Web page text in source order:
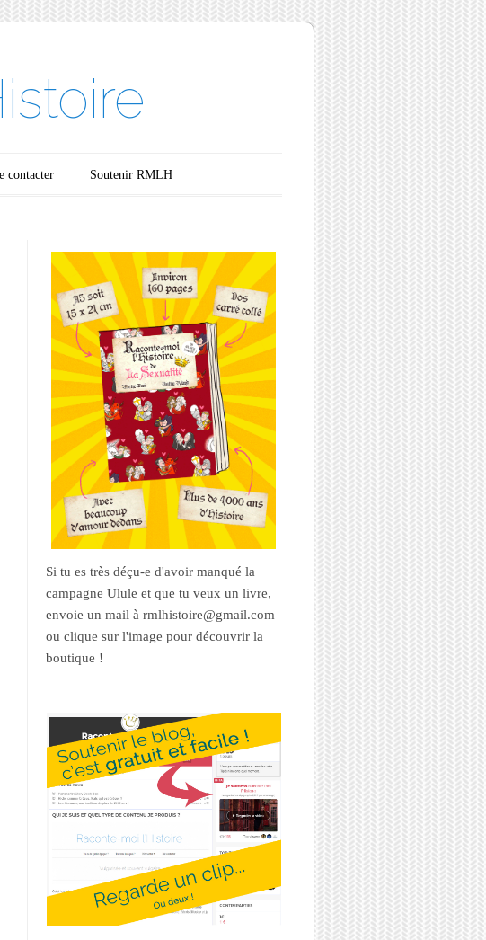
contacter Soutenir RMLH
Si tu es très déçu-e d'avoir manqué la
campagne Ulule et que tu veux un livre,
envoie un mail à rmlhistoire@gmail.com
ou clique sur l'image pour découvrir la
boutique !